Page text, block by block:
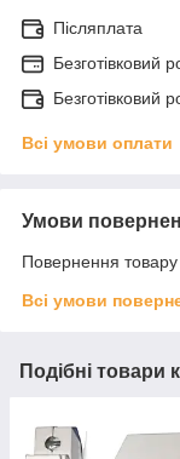
Післяплата
Безготівковий
Всі умови оплати
Умови
Повернення
Всі умови
Подібні товари